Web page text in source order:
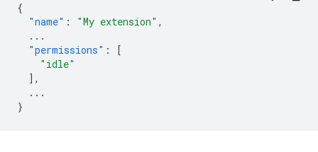
{
"name" : "My extension" ,
...
"permissions" :
[
"idle"
],
...
}